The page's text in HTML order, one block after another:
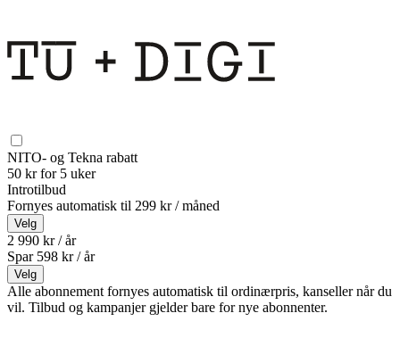
NITO- og Tekna rabatt
50 kr for 5 uker
Introtilbud
Fornyes automatisk til 299 kr / måned
Velg
2 990 kr / år
Spar 598 kr /år
Velg
Alle abonnement fornyes automatisk til ordinærpris, kanseller når du
vil. Tilbud og kampanjer gjelder bare for nye abonnenter.